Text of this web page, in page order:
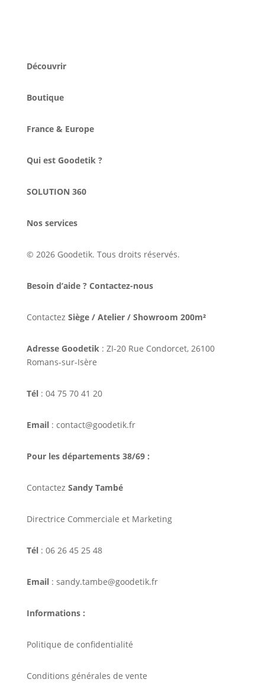
Découvrir
Boutique
France & Europe
Qui est Goodetik ?
SOLUTION 360
Nos services
© 2026 Goodetik. Tous droits réservés.
Besoin d’aide ? Contactez-nous
Contactez Siège / Atelier / Showroom 200m²
Adresse Goodetik: ZI-20 Rue Condorcet, 26100
Romans-sur-Isère
Tél: 04 75 70 41 20
Email: contact@goodetik.fr
Pour les départements 38/69 :
Contactez Sandy També
Directrice Commerciale et Marketing
Tél: 06 26 45 25 48
Email: sandy.tambe@goodetik.fr
Informations :
Politique de confidentialité
Conditions générales de vente